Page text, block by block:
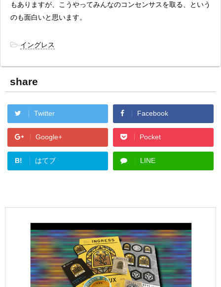
もありますが、こうやってみんなのコンセンサスを取る、という
のも面白いと思います。
-イングレス
share
Twitter Facebook
Google+ Pocket
B! はてブ LINE